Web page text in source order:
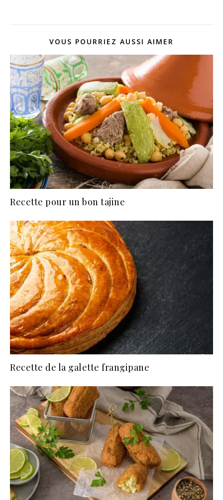
VOUS POURRIEZ AUSSI AIMER
Recette pour un bon tajine
Recette de la galette frangipane